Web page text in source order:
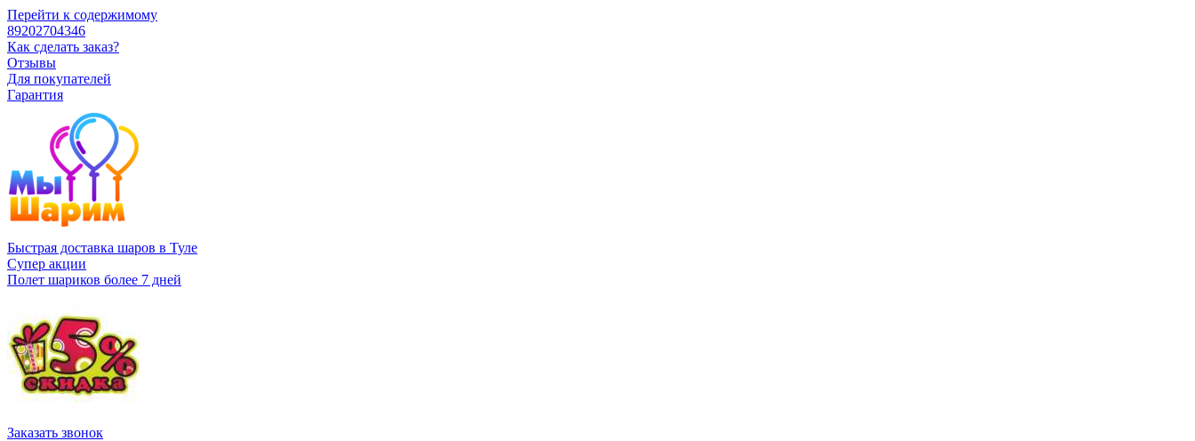
Перейти к содержимому
89202704346
Как сделать заказ?
Отзывы
Для покупателей
Гарантия
Быстрая доставка шаров в Туле
Супер акции
Полет шариков более 7 дней
Заказать звонок